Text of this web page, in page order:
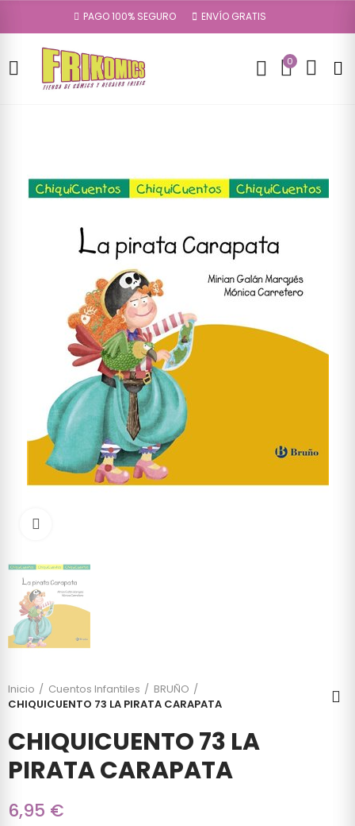
PAGO 100% SEGURO ENVÍO GRATIS
0
Inicio Cuentos Infantiles
BRUÑO
CHIQUICUENTO 73 LA PIRATA CARAPATA
CHIQUICUENTO 73 LA
PIRATA CARAPATA
6,95 €